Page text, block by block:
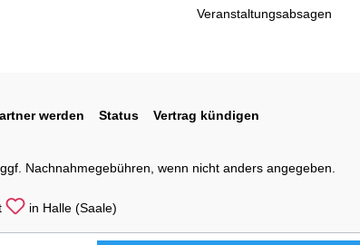
Veranstaltungsabsagen
werden Status Vertrag kündigen
Nachnahmegebühren, wenn nicht anders angegeben.
in Halle (Saale)